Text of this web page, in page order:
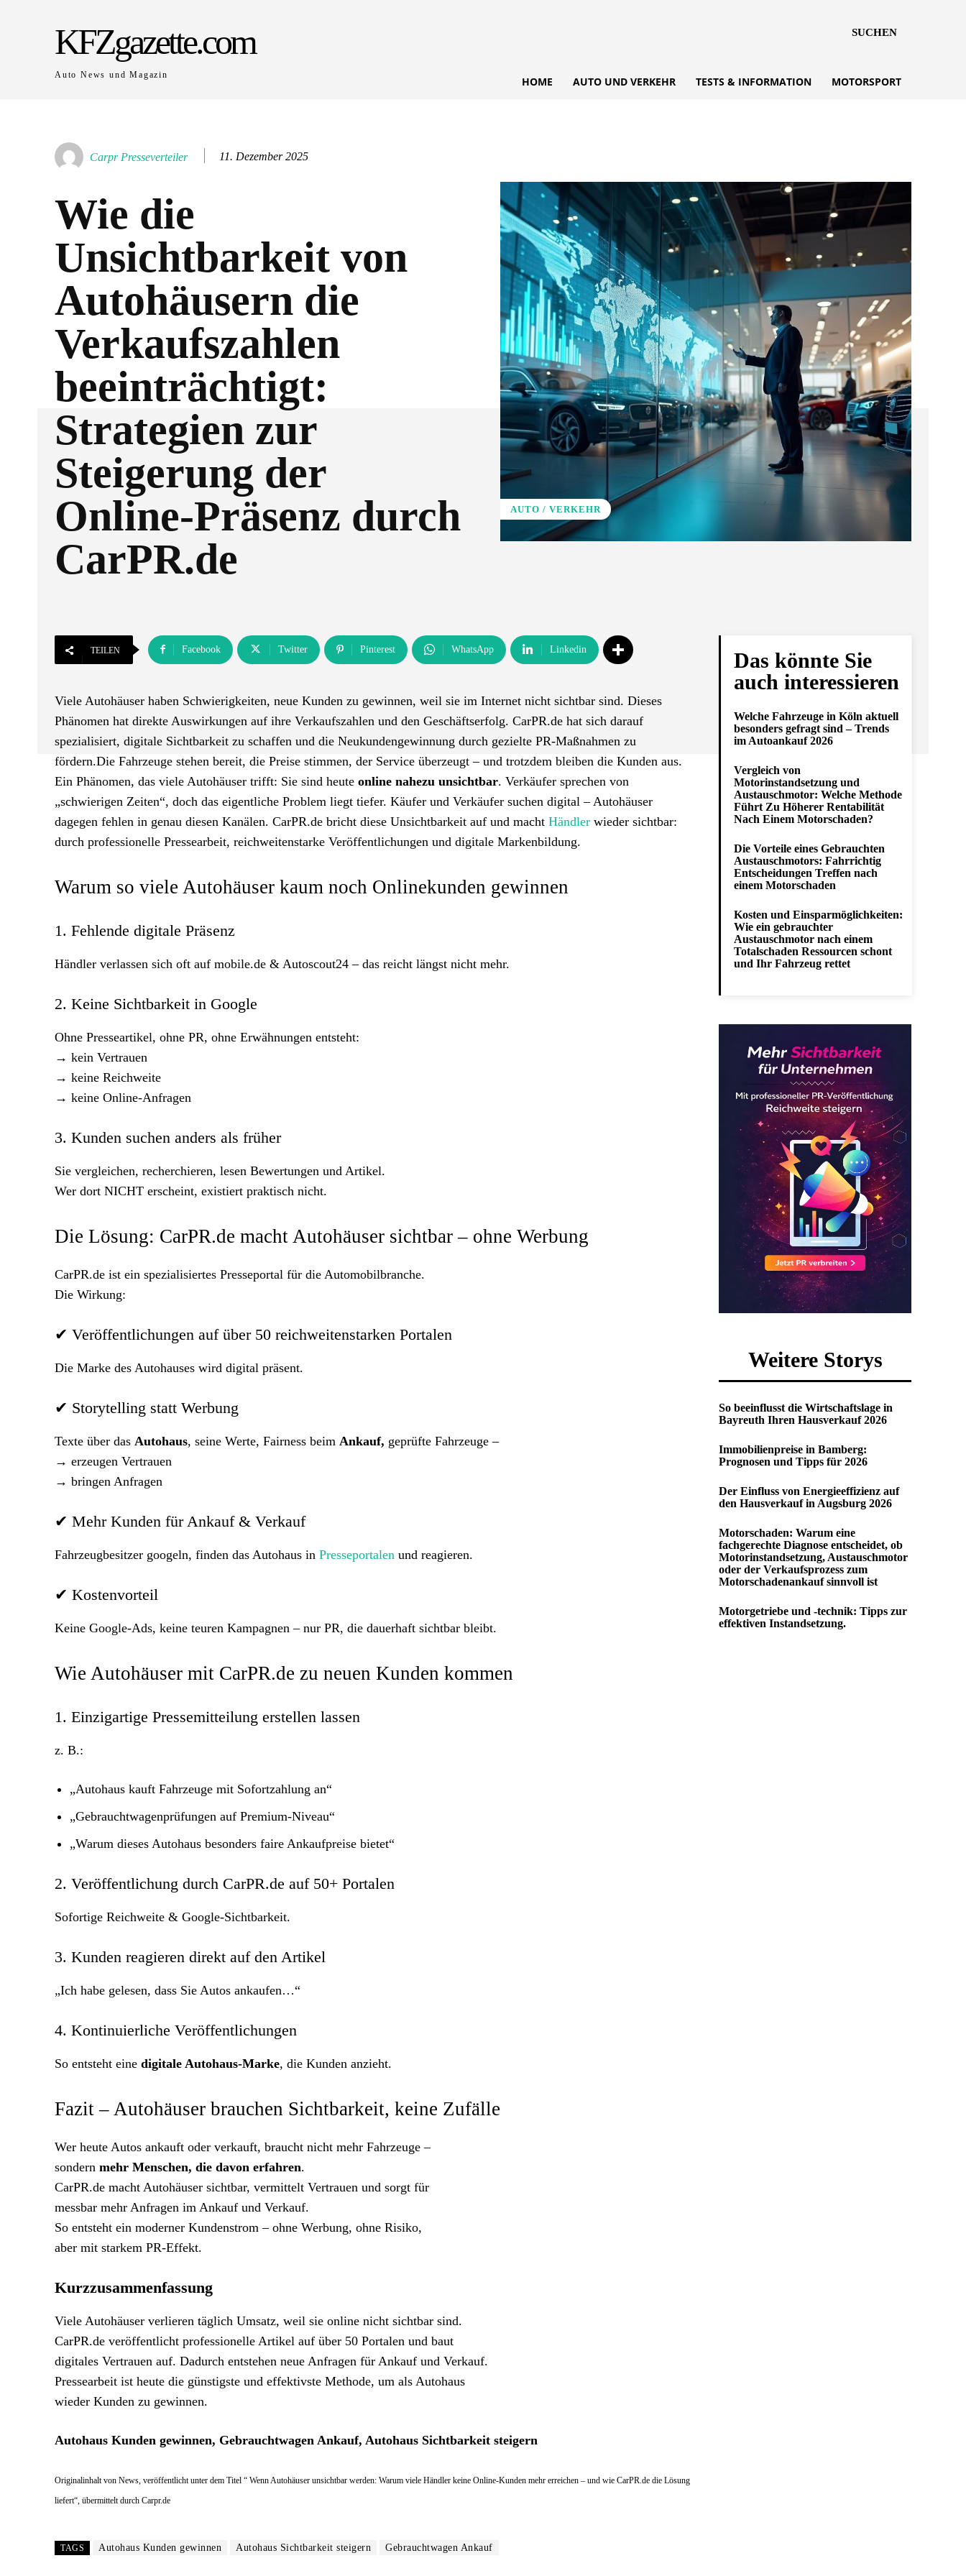
KFZgazette.com
Auto News und Magazin
SUCHEN
HOME AUTO UND VERKEHR TESTS & INFORMATION MOTORSPORT
Carpr Presseverteiler 11. Dezember 2025
Wie die
Unsichtbarkeit von
Autohäusern die
Verkaufszahlen
beeinträchtigt:
Strategien zur
Steigerung der
Online-Präsenz durch
CarPR.de
AUTO / VERKEHR
TEILEN Facebook Twitter Pinterest WhatsApp Linkedin
Viele Autohäuser haben Schwierigkeiten, neue Kunden zu gewinnen, weil sie im Internet nicht sichtbar sind. Dieses
Phänomen hat direkte Auswirkungen auf ihre Verkaufszahlen und den Geschäftserfolg. CarPR.de hat sich darauf
spezialisiert, digitale Sichtbarkeit zu schaffen und die Neukundengewinnung durch gezielte PR-Maßnahmen zu
fördern.Die Fahrzeuge stehen bereit, die Preise stimmen, der Service überzeugt – und trotzdem bleiben die Kunden aus.
Ein Phänomen, das viele Autohäuser trifft: Sie sind heute online nahezu unsichtbar. Verkäufer sprechen von
„schwierigen Zeiten“, doch das eigentliche Problem liegt tiefer. Käufer und Verkäufer suchen digital – Autohäuser
dagegen fehlen in genau diesen Kanälen. CarPR.de bricht diese Unsichtbarkeit auf und macht Händler wieder sichtbar:
durch professionelle Pressearbeit, reichweitenstarke Veröffentlichungen und digitale Markenbildung.
Warum so viele Autohäuser kaum noch Onlinekunden gewinnen
1. Fehlende digitale Präsenz
Händler verlassen sich oft auf mobile.de & Autoscout24 – das reicht längst nicht mehr.
2. Keine Sichtbarkeit in Google
Ohne Presseartikel, ohne PR, ohne Erwähnungen entsteht:
→ kein Vertrauen
→ keine Reichweite
→ keine Online-Anfragen
3. Kunden suchen anders als früher
Sie vergleichen, recherchieren, lesen Bewertungen und Artikel.
Wer dort NICHT erscheint, existiert praktisch nicht.
Die Lösung: CarPR.de macht Autohäuser sichtbar – ohne Werbung
CarPR.de ist ein spezialisiertes Presseportal für die Automobilbranche.
Die Wirkung:
✔ Veröffentlichungen auf über 50 reichweitenstarken Portalen
Die Marke des Autohauses wird digital präsent.
✔ Storytelling statt Werbung
Texte über das Autohaus, seine Werte, Fairness beim Ankauf, geprüfte Fahrzeuge –
→ erzeugen Vertrauen
→ bringen Anfragen
✔ Mehr Kunden für Ankauf & Verkauf
Fahrzeugbesitzer googeln, finden das Autohaus in Presseportalen und reagieren.
✔ Kostenvorteil
Keine Google-Ads, keine teuren Kampagnen – nur PR, die dauerhaft sichtbar bleibt.
Wie Autohäuser mit CarPR.de zu neuen Kunden kommen
1. Einzigartige Pressemitteilung erstellen lassen
z. B.:
„Autohaus kauft Fahrzeuge mit Sofortzahlung an“
„Gebrauchtwagenprüfungen auf Premium-Niveau“
„Warum dieses Autohaus besonders faire Ankaufpreise bietet“
2. Veröffentlichung durch CarPR.de auf 50+ Portalen
Sofortige Reichweite & Google-Sichtbarkeit.
3. Kunden reagieren direkt auf den Artikel
„Ich habe gelesen, dass Sie Autos ankaufen…“
4. Kontinuierliche Veröffentlichungen
So entsteht eine digitale Autohaus-Marke, die Kunden anzieht.
Fazit – Autohäuser brauchen Sichtbarkeit, keine Zufälle
Wer heute Autos ankauft oder verkauft, braucht nicht mehr Fahrzeuge –
sondern mehr Menschen, die davon erfahren.
CarPR.de macht Autohäuser sichtbar, vermittelt Vertrauen und sorgt für
messbar mehr Anfragen im Ankauf und Verkauf.
So entsteht ein moderner Kundenstrom – ohne Werbung, ohne Risiko,
aber mit starkem PR-Effekt.
Kurzzusammenfassung
Viele Autohäuser verlieren täglich Umsatz, weil sie online nicht sichtbar sind.
CarPR.de veröffentlicht professionelle Artikel auf über 50 Portalen und baut
digitales Vertrauen auf. Dadurch entstehen neue Anfragen für Ankauf und Verkauf.
Pressearbeit ist heute die günstigste und effektivste Methode, um als Autohaus
wieder Kunden zu gewinnen.
Autohaus Kunden gewinnen, Gebrauchtwagen Ankauf, Autohaus Sichtbarkeit steigern
Originalinhalt von News, veröffentlicht unter dem Titel “ Wenn Autohäuser unsichtbar werden: Warum viele Händler keine Online-Kunden mehr erreichen – und wie CarPR.de die Lösung
liefert“, übermittelt durch Carpr.de
TAGS Autohaus Kunden gewinnen Autohaus Sichtbarkeit steigern Gebrauchtwagen Ankauf
Das könnte Sie
auch interessieren
Welche Fahrzeuge in Köln aktuell
besonders gefragt sind – Trends
im Autoankauf 2026
Vergleich von
Motorinstandsetzung und
Austauschmotor: Welche Methode
Führt Zu Höherer Rentabilität
Nach Einem Motorschaden?
Die Vorteile eines Gebrauchten
Austauschmotors: Fahrrichtig
Entscheidungen Treffen nach
einem Motorschaden
Kosten und Einsparmöglichkeiten:
Wie ein gebrauchter
Austauschmotor nach einem
Totalschaden Ressourcen schont
und Ihr Fahrzeug rettet
Weitere Storys
So beeinflusst die Wirtschaftslage in
Bayreuth Ihren Hausverkauf 2026
Immobilienpreise in Bamberg:
Prognosen und Tipps für 2026
Der Einfluss von Energieeffizienz auf
den Hausverkauf in Augsburg 2026
Motorschaden: Warum eine
fachgerechte Diagnose entscheidet, ob
Motorinstandsetzung, Austauschmotor
oder der Verkaufsprozess zum
Motorschadenankauf sinnvoll ist
Motorgetriebe und -technik: Tipps zur
effektiven Instandsetzung.